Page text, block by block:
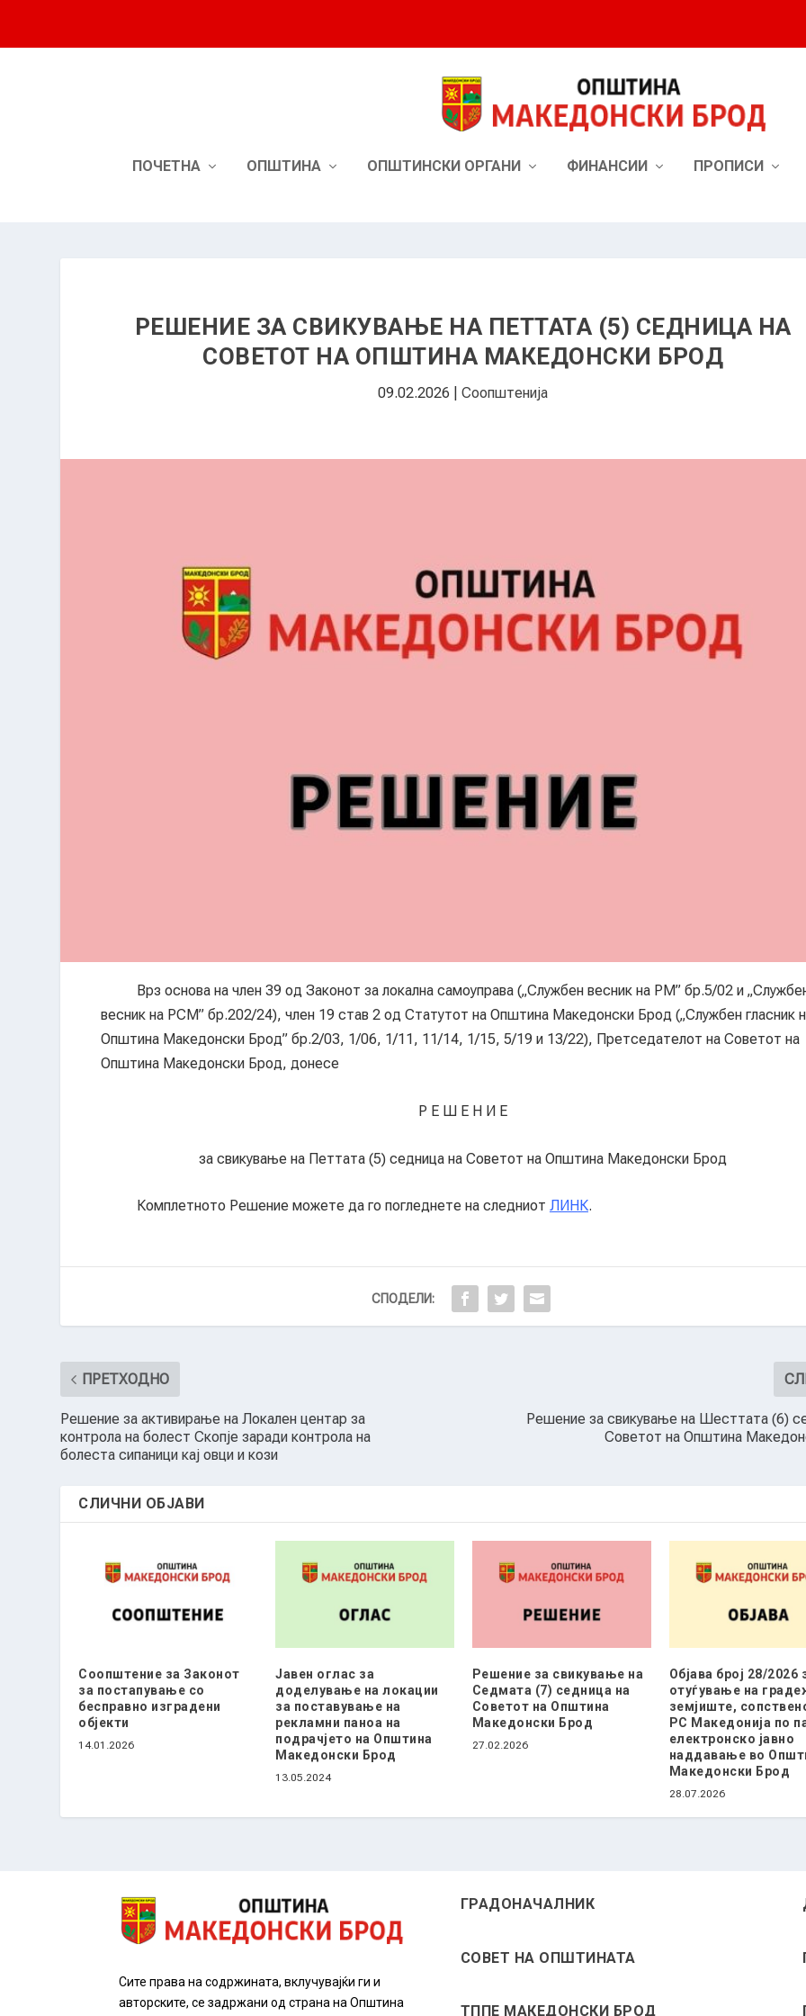
ПОЧЕТНА ОПШТИНА ОПШТИНСКИ ОРГАНИ ФИНАНСИИ ПРОПИСИ
РЕШЕНИЕ ЗА СВИКУВАЊЕ НА ПЕТТАТА (5) СЕДНИЦА НА
СОВЕТОТ НА ОПШТИНА МАКЕДОНСКИ БРОД
09.02.2026 |Соопштенија
Врз основа на член 39 од Законот за локална самоуправа („Службен весник на РМ” бр.5/02 и
весник на РСМ” бр.202/24), член 19 став 2 од Статутот на Општина Македонски Брод („Службен гласник
Општина Македонски Брод” бр.2/03, 1/06, 1/11, 11/14, 1/15, 5/19 и 13/22), Претседателот на Советот на
Општина Македонски Брод, донесе
Р Е Ш Е Н И Е
за свикување на Петтата (5) седница на Советот на Општина Македонски Брод
Комплетното Решение можете да го погледнете на следниот ЛИНК.
СПОДЕЛИ:
ПРЕТХОДНО
Решение за активирање на Локален центар за
контрола на болест Скопје заради контрола на
болеста сипаници кај овци и кози
Решение за свикување на Шесттата (6)
Советот на Општина
СЛИЧНИ ОБЈАВИ
Соопштение за Законот
за постапување со
бесправно изградени
објекти
14.01.2026
Јавен оглас за
доделување на локации
за поставување на
рекламни паноа на
подрачјето на Општина
Македонски Брод
13.05.2024
Решение за свикување на
Седмата (7) седница на
Советот на Општина
Македонски Брод
27.02.2026
Објава број 28/2026
отуѓување на
земјиште,
РС Македонија по
електронско јавно
наддавање во
Македонски Брод
28.07.2026
Сите права на содржината, вклучувајќи ги и
авторските, се задржани од страна на Општина
ГРАДОНАЧАЛНИК
СОВЕТ НА ОПШТИНАТА
ТППЕ МАКЕДОНСКИ БРОД